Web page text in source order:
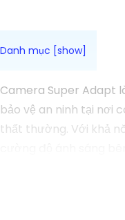
Camera Super Adapt
bảo vệ an ninh tại nơi
thất thường. Với khả
lượng hình ảnh sắc